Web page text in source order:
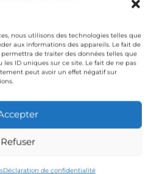
nous utilisons des technologies telles que
aux informations des appareils. Le fait de
de traiter des données telles que
ID uniques sur ce site. Le fait de ne pas
peut avoir un effet négatif sur
Refuser
Déclaration de confidentialité